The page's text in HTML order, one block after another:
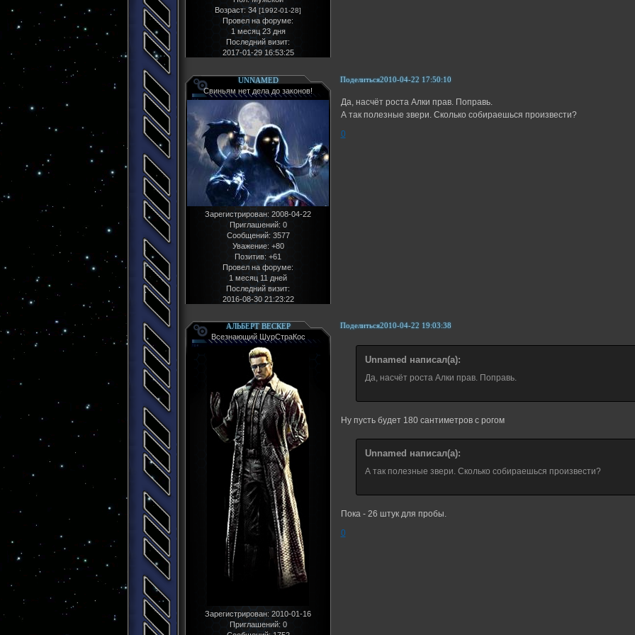
Возраст: 34 [1992-01-28]
Провел на форуме:
1 месяц 23 дня
Последний визит:
2017-01-29 16:53:25
Поделиться2010-04-22 17:50:10
UNNAMED
Свиньям нет дела до законов!
Зарегистрирован: 2008-04-22
Приглашений: 0
Сообщений: 3577
Уважение: +80
Позитив: +61
Провел на форуме:
1 месяц 11 дней
Последний визит:
2016-08-30 21:23:22
Да, насчёт роста Алки прав. Поправь.
А так полезные звери. Сколько собираешься произвести?
0
Поделиться2010-04-22 19:03:38
АЛЬБЕРТ ВЕСКЕР
Всезнающий ШурСтраКос
Зарегистрирован: 2010-01-16
Приглашений: 0
Unnamed написал(а):
Да, насчёт роста Алки прав. Поправь.
Ну пусть будет 180 сантиметров с рогом
Unnamed написал(а):
А так полезные звери. Сколько собираешься произвести?
Пока - 26 штук для пробы.
0